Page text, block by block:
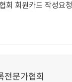
회 회원카드 작성요청
전문가협회